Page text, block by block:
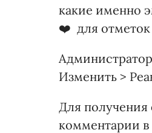
какие именно
❤️ для отметок
Изменить >
Для получения
комментарии в